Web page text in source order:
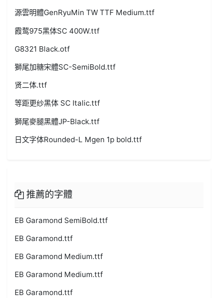
源雲明體GenRyuMin TW TTF Medium.ttf
霞鹜975黑体SC 400W.ttf
G8321 Black.otf
獅尾加糖宋體SC-SemiBold.ttf
贤二体.ttf
等距更纱黑体 SC Italic.ttf
獅尾麥腿黑體JP-Black.ttf
日文字体Rounded-L Mgen 1p bold.ttf
推薦的字體
EB Garamond SemiBold.ttf
EB Garamond.ttf
EB Garamond Medium.ttf
EB Garamond Medium.ttf
EB Garamond.ttf